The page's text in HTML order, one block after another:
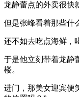
龙静蕾点的外卖很快
但是张峰看着那些什
还不如去吃点海鲜，
于是他立刻带着龙静
楼。
进门，那美女迎宾便